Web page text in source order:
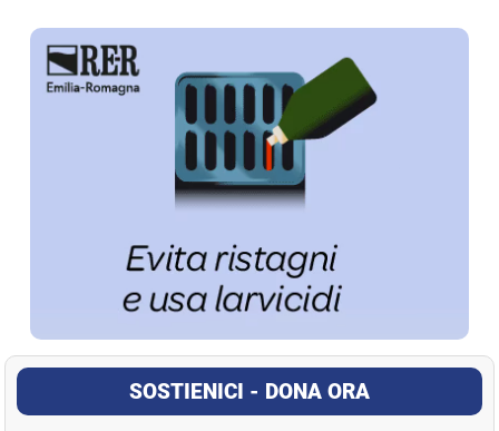
La Pressa
SOSTIENICI - DONA ORA